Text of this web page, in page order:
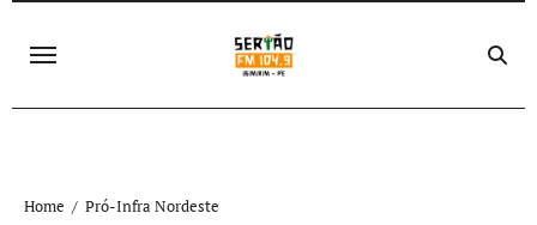
Home Pró-Infra Nordeste